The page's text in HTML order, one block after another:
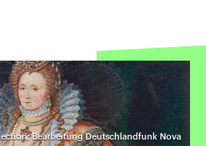
Bearbeitung Deutschlandfunk Nova